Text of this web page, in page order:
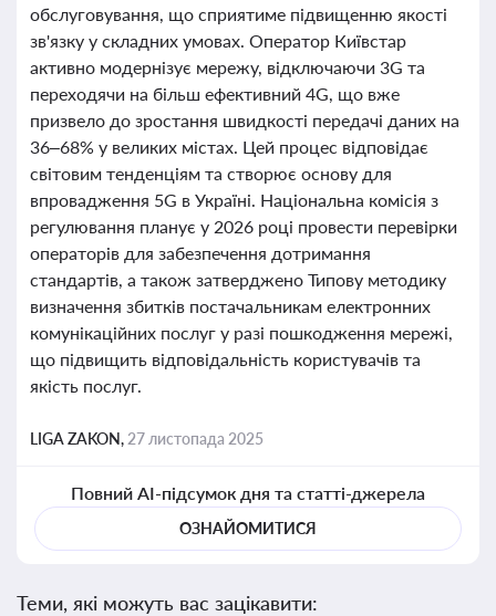
обслуговування, що сприятиме підвищенню якості
зв'язку у складних умовах. Оператор Київстар
активно модернізує мережу, відключаючи 3G та
переходячи на більш ефективний 4G, що вже
призвело до зростання швидкості передачі даних на
36–68% у великих містах. Цей процес відповідає
світовим тенденціям та створює основу для
впровадження 5G в Україні. Національна комісія з
регулювання планує у 2026 році провести перевірки
операторів для забезпечення дотримання
стандартів, а також затверджено Типову методику
визначення збитків постачальникам електронних
комунікаційних послуг у разі пошкодження мережі,
що підвищить відповідальність користувачів та
якість послуг.
LIGA ZAKON, 27 листопада 2025
Повний AI-підсумок дня та статті-джерела
ОЗНАЙОМИТИСЯ
Теми, які можуть вас зацікавити: